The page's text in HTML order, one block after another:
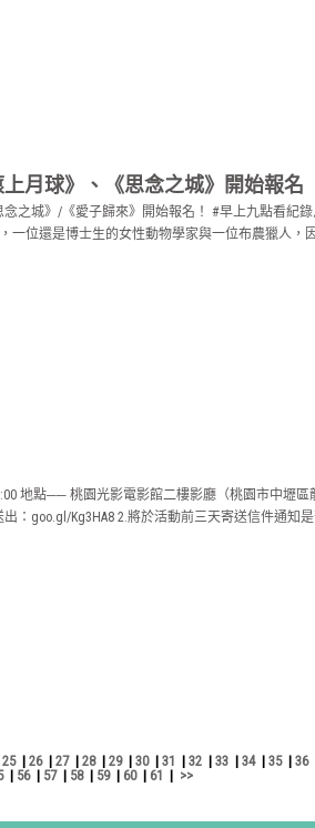
月球》、《思念之城》開始報名
之城》/《愛子歸來》開始報名！ #早上九點看紀
一位還是博士生的女性動物學家與一位布農獵人
地點── 桃園光影電影館二樓影廳（桃園市中壢
goo.gl/Kg3HA8 2.將於活動前三天寄送信件通知是
25 | 26 | 27 | 28 | 29 | 30 | 31 | 32 | 33 | 34 | 35 | 36
| 56 | 57 | 58 | 59 | 60 | 61 | >>